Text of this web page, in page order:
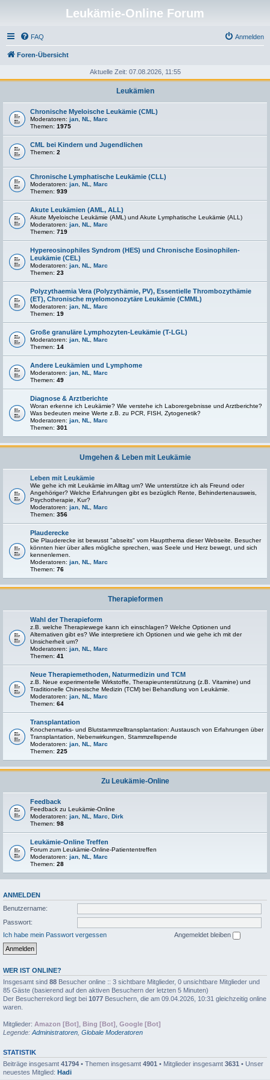
Leukämie-Online Forum
FAQ Anmelden
Foren-Übersicht
Aktuelle Zeit: 07.08.2026, 11:55
Leukämien
Chronische Myeloische Leukämie (CML)
Moderatoren: jan NL
Marc
Themen: 1975
CML bei Kindern und Jugendlichen
Themen: 2
Chronische Lymphatische Leukämie (CLL)
Moderatoren: jan NL
Marc
Themen: 939
Akute Leukämien (AML, ALL)
Akute Myeloische Leukämie (AML) und Akute Lymphatische Leukämie (ALL)
Moderatoren: jan NL
Marc
Themen: 719
Hypereosinophiles Syndrom (HES) und Chronische Eosinophilen-
Leukämie (CEL)
Moderatoren: jan NL
Marc
Themen: 23
Polyzythaemia Vera (Polyzythämie, PV), Essentielle Thrombozythämie
(ET), Chronische myelomonozytäre Leukämie (CMML)
Moderatoren: jan NL
Marc
Themen: 19
Große granuläre Lymphozyten-Leukämie (T-LGL)
Moderatoren: jan NL
Marc
Themen: 14
Andere Leukämien und Lymphome
Moderatoren: jan NL
Marc
Themen: 49
Diagnose & Arztberichte
Woran erkenne ich Leukämie? Wie verstehe ich Laborergebnisse und Arztberichte?
Was bedeuten meine Werte z.B. zu PCR, FISH, Zytogenetik?
Moderatoren: jan NL
Marc
Themen: 301
Umgehen & Leben mit Leukämie
Leben mit Leukämie
Wie gehe ich mit Leukämie im Alltag um? Wie unterstütze ich als Freund oder
Angehöriger? Welche Erfahrungen gibt es bezüglich Rente, Behindertenausweis,
Psychotherapie, Kur?
Moderatoren: jan NL
Marc
Themen: 356
Plauderecke
Die Plauderecke ist bewusst "abseits" vom Hauptthema dieser Webseite. Besucher
könnten hier über alles mögliche sprechen, was Seele und Herz bewegt, und sich
kennenlernen.
Moderatoren: jan NL
Marc
Themen: 76
Therapieformen
Wahl der Therapieform
z.B. welche Therapiewege kann ich einschlagen? Welche Optionen und
Alternativen gibt es? Wie interpretiere ich Optionen und wie gehe ich mit der
Unsicherheit um?
Moderatoren: jan NL
Marc
Themen: 41
Neue Therapiemethoden, Naturmedizin und TCM
z.B. Neue experimentelle Wirkstoffe, Therapieunterstützung (z.B. Vitamine) und
Traditionelle Chinesische Medizin (TCM) bei Behandlung von Leukämie.
Moderatoren: jan NL
Marc
Themen: 64
Transplantation
Knochenmarks- und Blutstammzelltransplantation: Austausch von Erfahrungen über
Transplantation, Nebenwirkungen, Stammzellspende
Moderatoren: jan NL
Marc
Themen: 225
Zu Leukämie-Online
Feedback
Feedback zu Leukämie-Online
Moderatoren: jan NL Marc
Dirk
Themen: 98
Leukämie-Online Treffen
Forum zum Leukämie-Online-Patiententreffen
Moderatoren: jan NL
Marc
Themen: 28
ANMELDEN
Benutzername:
Passwort:
Ich habe mein Passwort vergessen
Angemeldet bleiben
WER IST ONLINE?
Insgesamt sind 88 Besucher online :: 3 sichtbare Mitglieder, 0 unsichtbare Mitglieder und
85 Gäste (basierend auf den aktiven Besuchern der letzten 5 Minuten)
Der Besucherrekord liegt bei 1077 Besuchern, die am 09.04.2026, 10:31 gleichzeitig online
waren.
Mitglieder: Amazon [Bot] Bing [Bot] Google [Bot]
Legende: Administratoren Globale Moderatoren
STATISTIK
Beiträge insgesamt 41794 • Themen insgesamt 4901 • Mitglieder insgesamt 3631 • Unser
neuestes Mitglied: Hadi